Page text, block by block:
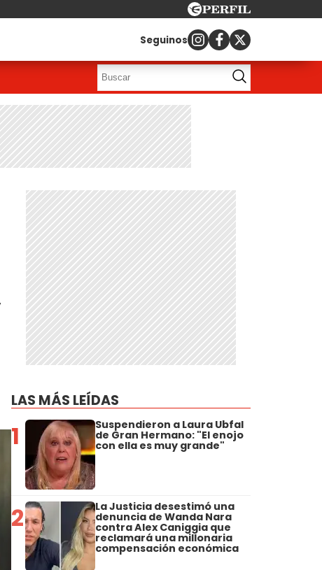
Seguinos
LAS MÁS LEÍDAS
1 Suspendieron a Laura Ubfal
de Gran Hermano: "El enojo
con ella es muy grande"
2 La Justicia desestimó una
denuncia de Wanda Nara
contra Alex Caniggia que
reclamará una millonaria
compensación económica